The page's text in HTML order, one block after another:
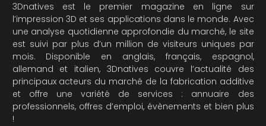
3Dnatives est le premier magazine en ligne sur
l’impression 3D et ses applications dans le monde. Avec
une analyse quotidienne approfondie du marché, le site
est suivi par plus d’un million de visiteurs uniques par
mois. Disponible en anglais, français, espagnol,
allemand et italien, 3Dnatives couvre l’actualité des
principaux acteurs du marché de la fabrication additive
et offre une variété de services : annuaire des
professionnels, offres d’emploi, évènements et bien plus
!